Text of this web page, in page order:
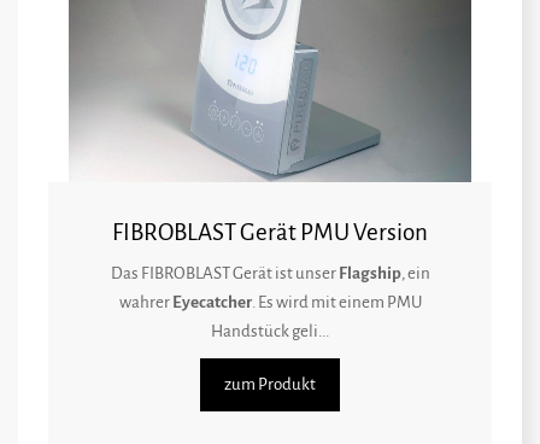
FIBROBLAST Gerät PMU Version
Das FIBROBLAST Gerät ist unser Flagship, ein
wahrer Eyecatcher. Es wird mit einem PMU
Handstück geli...
zum Produkt